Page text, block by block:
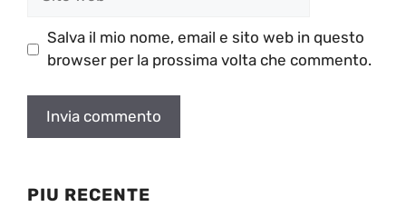
Salva il mio nome, email e sito web in questo
browser per la prossima volta che commento.
PIU RECENTE